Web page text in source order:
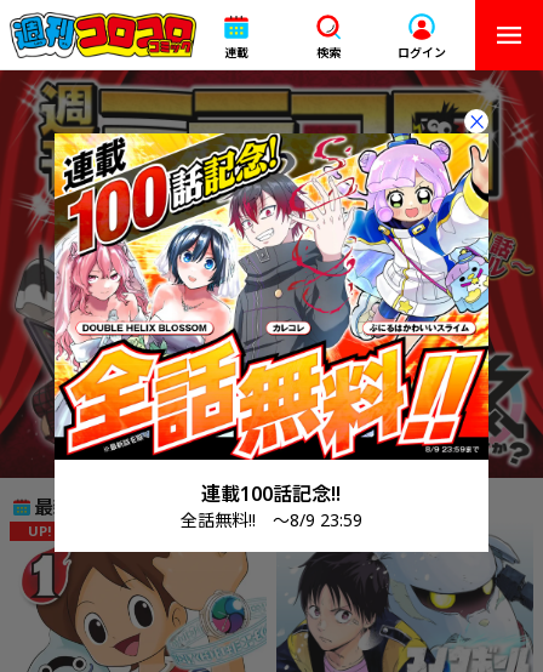
連載 検索 ログイン
最新の更新
UP! UP!
連載100話記念!!
全話無料!! ～8/9 23:59